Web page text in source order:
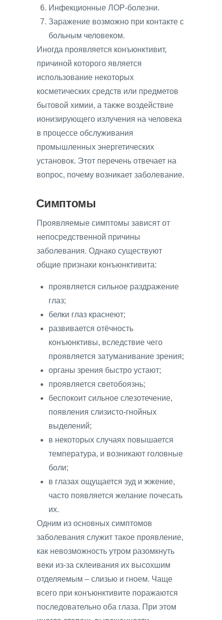
Инфекционные ЛОР-болезни.
Заражение возможно при контакте с
больным человеком.
Иногда проявляется конъюнктивит,
причиной которого является
использование некоторых
косметических средств или предметов
бытовой химии, а также воздействие
ионизирующего излучения на человека
в процессе обслуживания
промышленных энергетических
установок. Этот перечень отвечает на
вопрос, почему возникает заболевание.
Симптомы
Проявляемые симптомы зависят от
непосредственной причины
заболевания. Однако существуют
общие признаки конъюнктивита:
проявляется сильное раздражение
глаз;
белки глаз краснеют;
развивается отёчность
конъюнктивы, вследствие чего
проявляется затуманивание зрения;
органы зрения быстро устают;
проявляется светобоязнь;
беспокоит сильное слезотечение,
появления слизисто-гнойных
выделений;
в некоторых случаях повышается
температура, и возникают головные
боли;
в глазах ощущается зуд и жжение,
часто появляется желание почесать
их.
Одним из основных симптомов
заболевания служит такое проявление,
как невозможность утром разомкнуть
веки из-за склеивания их высохшим
отделяемым – слизью и гноем. Чаще
всего при конъюнктивите поражаются
последовательно оба глаза. При этом